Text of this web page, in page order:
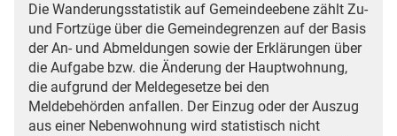
Die Wanderungsstatistik auf Gemeindeebene zählt Zu-
und Fortzüge über die Gemeindegrenzen auf der Basis
der An- und Abmeldungen sowie der Erklärungen über
die Aufgabe bzw. die Änderung der Hauptwohnung,
die aufgrund der Meldegesetze bei den
Meldebehörden anfallen. Der Einzug oder der Auszug
aus einer Nebenwohnung wird statistisch nicht